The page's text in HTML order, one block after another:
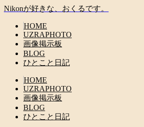
Nikonが好きな、おくるです。
HOME
UZRAPHOTO
画像掲示板
BLOG
ひとこと日記
HOME
UZRAPHOTO
画像掲示板
BLOG
ひとこと日記